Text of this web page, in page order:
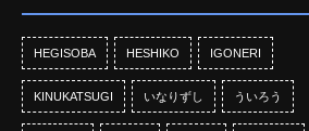
HEGISOBA HESHIKO IGONERI
KINUKATSUGI いなりずし ういろう